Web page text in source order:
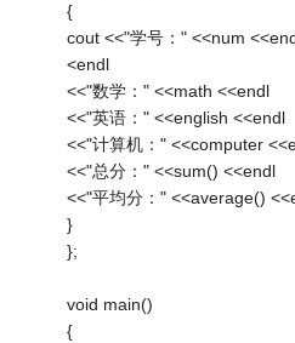
{
cout <<"学号：" <<num
<endl
<<"数学：" <<math <<endl
<<"英语：" <<english <<endl
<<"计算机：" <<computer
<<"总分：" <<sum() <<endl
<<"平均分：" <<average()
}
};
void main()
{